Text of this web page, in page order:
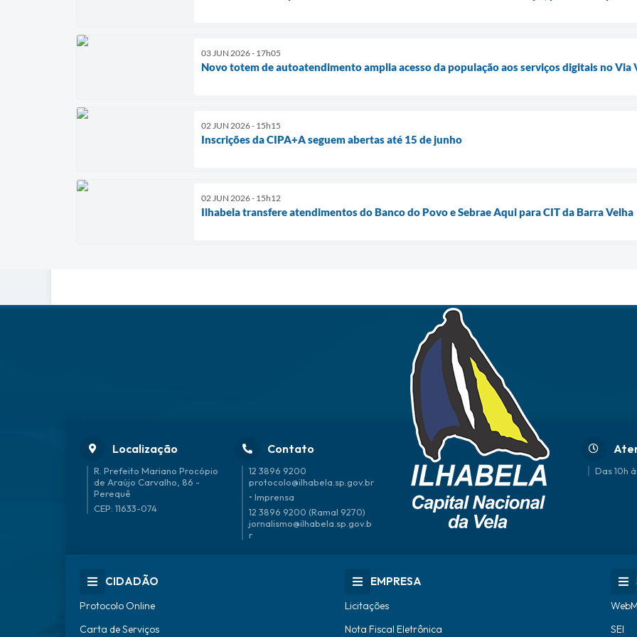
03 JUN 2026 - 17h05
Novo totem de autoatendimento amplia acesso da população aos serviços digitais no Via
02 JUN 2026 - 15h15
Inscrições da CIPA+A seguem abertas até 15 de junho
02 JUN 2026 - 15h12
Ilhabela transfere atendimentos do Banco do Povo e Sebrae Aqui para CIT da Barra Velha
Localização
R. Prefeito Mariano Procópio
de Araújo Carvalho, 86 -
Perequê
CEP: 11633-074
Contato
12 3896 9200
protocolo@ilhabela.sp.gov.br
• Imprensa
12 3896 9200 (Ramal 9270)
jornalismo@ilhabela.sp.gov.b
r
Das 10h
CIDADÃO
Protocolo Online
Carta de Serviços
EMPRESA
Licitações
Nota Fiscal Eletrônica
SEI